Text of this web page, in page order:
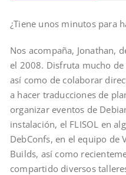
¿Tiene unos minutos para
Nos acompaña, Jonathan,
el 2008. Disfruta mucho
así como de colaborar
a hacer traducciones de
organizar eventos de
instalación, el FLISOL en
DebConfs, en el equipo de
Builds, así como
compartido diversos